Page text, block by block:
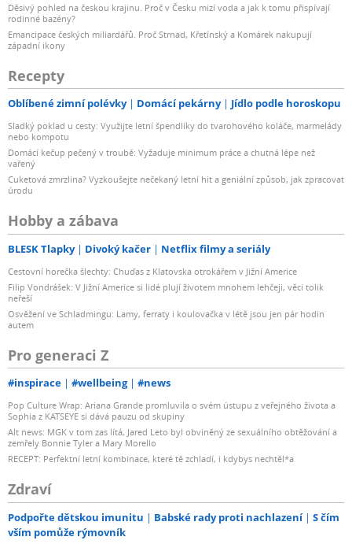
Děsivý pohled na českou krajinu. Proč v Česku mizí voda a jak k tomu přispívají
rodinné bazény?
Emancipace českých miliardářů. Proč Strnad, Křetínský a Komárek nakupují
západní ikony
Recepty
Oblíbené zimní polévky Domácí pekárny Jídlo podle horoskopu
Sladký poklad u cesty: Využijte letní špendlíky do tvarohového koláče, marmelády
nebo kompotu
Domácí kečup pečený v troubě: Vyžaduje minimum práce a chutná lépe než
vařený
Cuketová zmrzlina? Vyzkoušejte nečekaný letní hit a geniální způsob, jak zpracovat
úrodu
Hobby a zábava
BLESK Tlapky Divoký kačer Netflix filmy a seriály
Cestovní horečka šlechty: Chuďas z Klatovska otrokářem v Jižní Americe
Filip Vondrášek: V Jižní Americe si lidé plují životem mnohem lehčeji, věci tolik
neřeší
Osvěžení ve Schladmingu: Lamy, ferraty i koulovačka v létě jsou jen pár hodin
autem
Pro generaci Z
#inspirace #wellbeing #news
Pop Culture Wrap: Ariana Grande promluvila o svém ústupu z veřejného života a
Sophia z KATSEYE si dává pauzu od skupiny
Alt news: MGK v tom zas lítá, Jared Leto byl obviněný ze sexuálního obtěžování a
zemřely Bonnie Tyler a Mary Morello
RECEPT: Perfektní letní kombinace, které tě zchladí, i kdybys nechtěl*a
Zdraví
Podpořte dětskou imunitu Babské rady proti nachlazení
S čím
vším pomůže rýmovník